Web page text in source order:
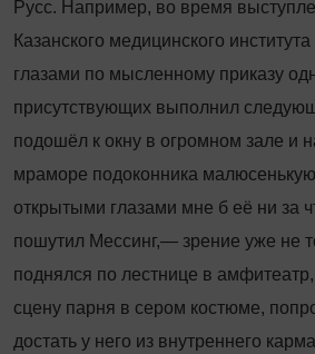
Русс. Например, во время
Казанского медицинского
глазами по мысленному приказу
присутствующих выполнил
подошёл к окну в огромном зале и
мраморе подоконника малюсенькую
открытыми глазами мне б её ни за
пошутил Мессинг,— зрение уже не
поднялся по лестнице в
сцену парня в сером костюме,
достать у него из внутреннего